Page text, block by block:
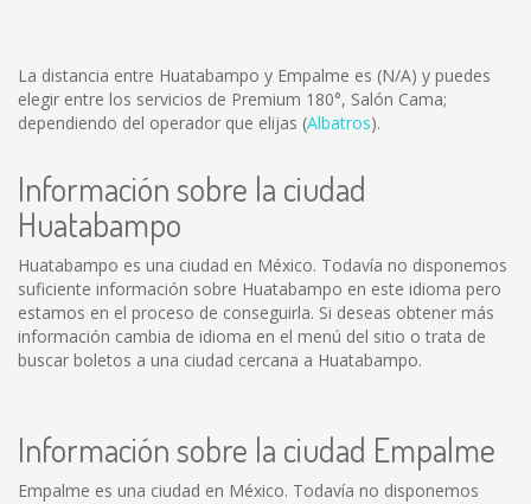
La distancia entre Huatabampo y Empalme es (N/A) y puedes
elegir entre los servicios de Premium 180°, Salón Cama;
dependiendo del operador que elijas (Albatros).
Información sobre la ciudad
Huatabampo
Huatabampo es una ciudad en México. Todavía no disponemos
suficiente información sobre Huatabampo en este idioma pero
estamos en el proceso de conseguirla. Si deseas obtener más
información cambia de idioma en el menú del sitio o trata de
buscar boletos a una ciudad cercana a Huatabampo.
Información sobre la ciudad Empalme
Empalme es una ciudad en México. Todavía no disponemos